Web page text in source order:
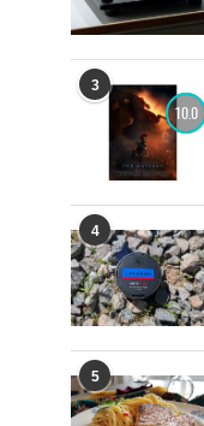
3
10.0
4
5